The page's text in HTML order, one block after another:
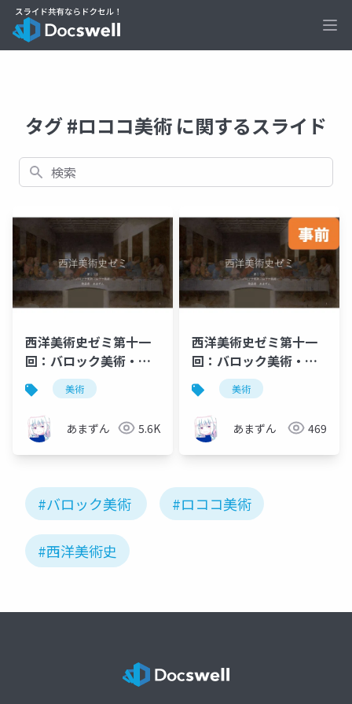
タグ #ロココ美術 に関するスライド
検索
西洋美術史ゼミ第十一
回：バロック美術・ロ
ココ美術美術
あまずん 5.6K
西洋美術史ゼミ第十一
回：バロック美術・ロ
ココ美術（事前資料）
美術
あまずん 469
#バロック美術 #ロココ美術
#西洋美術史